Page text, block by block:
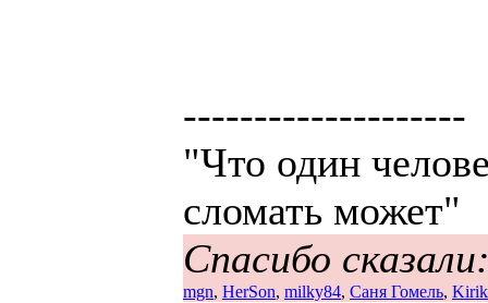
--------------------
"Что один
сломать может"
Спасибо
mgn, HerSon, milky84, Саня Гомель,